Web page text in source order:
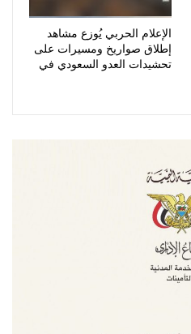
الإعلام الحربي يُوزع مشاهد
إطلاق صواريخ ومسيرات على
تحشيدات العدو السعودي في